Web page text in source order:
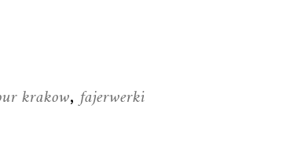
krakow, fajerwerki